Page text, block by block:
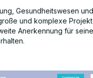
Gesundheitswesen
und komplexe
Anerkennung für seine